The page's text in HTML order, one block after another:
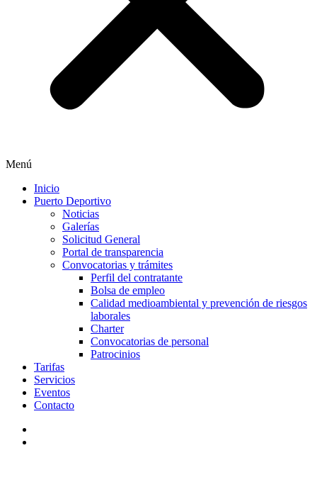
Menú
Inicio
Puerto Deportivo
Noticias
Galerías
Solicitud General
Portal de transparencia
Convocatorias y trámites
Perfil del contratante
Bolsa de empleo
Calidad medioambiental y prevención de riesgos
laborales
Charter
Convocatorias de personal
Patrocinios
Tarifas
Servicios
Eventos
Contacto